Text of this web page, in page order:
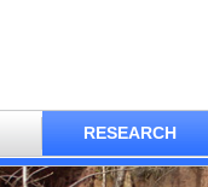
RESEARCH